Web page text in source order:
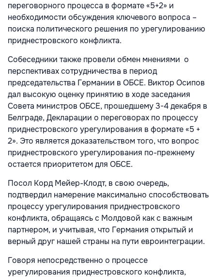
переговорного процесса в формате «5+2» и
необходимости обсуждения ключевого вопроса –
поиска политического решения по урегулированию
приднестровского конфликта.
Собеседники также провели обмен мнениями о
перспективах сотрудничества в период
председательства Германии в ОБСЕ. Виктор Осипов
дал высокую оценку принятию в ходе заседания
Совета министров ОБСЕ, прошедшему 3-4 декабря в
Белграде, Декларации о переговорах по процессу
приднестровского урегулирования в формате «5 +
2». Это является доказательством того, что вопрос
приднестровского урегулирования по-прежнему
остается приоритетом для ОБСЕ.
Посол Корд Мейер-Клодт, в свою очередь,
подтвердил намерение максимально способствовать
процессу урегулирования приднестровского
конфликта, обращаясь с Молдовой как с важным
партнером, и учитывая, что Германия открытый и
верный друг нашей страны на пути евроинтеграции.
Говоря непосредственно о процессе
урегулирования приднестровского конфликта,